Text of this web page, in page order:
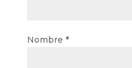
Nombre *